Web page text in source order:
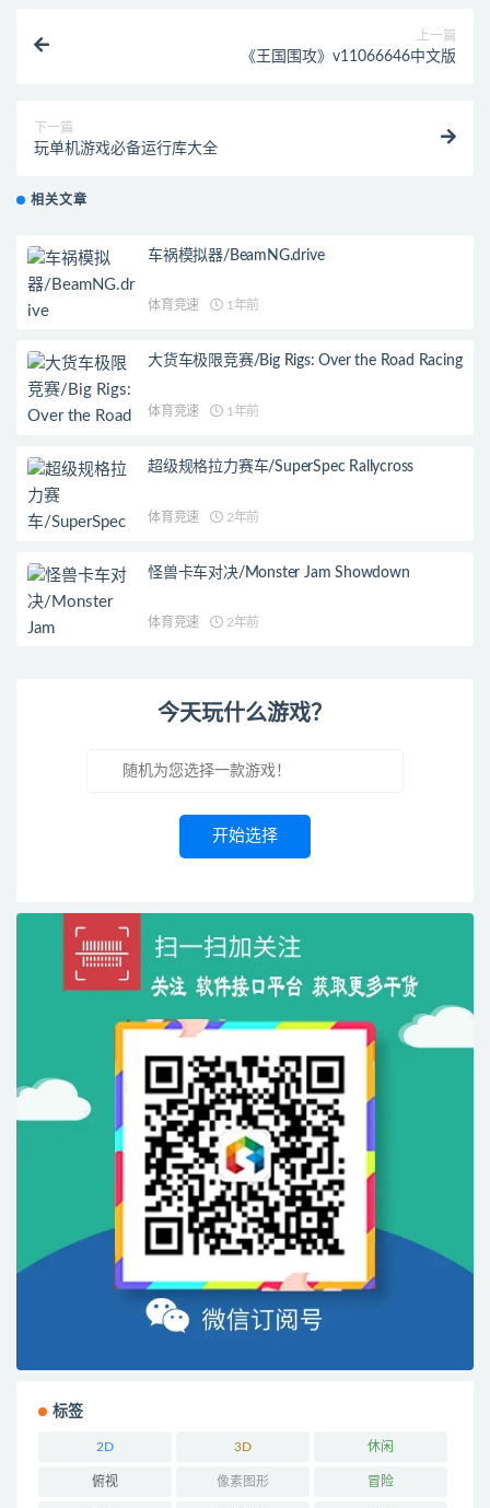
上一篇
《王国围攻》v11066646中文版
下一篇
玩单机游戏必备运行库大全
相关文章
车祸模拟器/BeamNG.drive
体育竞速 1年前
大货车极限竞赛/Big Rigs: Over the Road Racing
体育竞速 1年前
超级规格拉力赛车/SuperSpec Rallycross
体育竞速 2年前
怪兽卡车对决/Monster Jam Showdown
体育竞速 2年前
今天玩什么游戏？
开始选择
标签
2D 3D 休闲
俯视 像素图形 冒险